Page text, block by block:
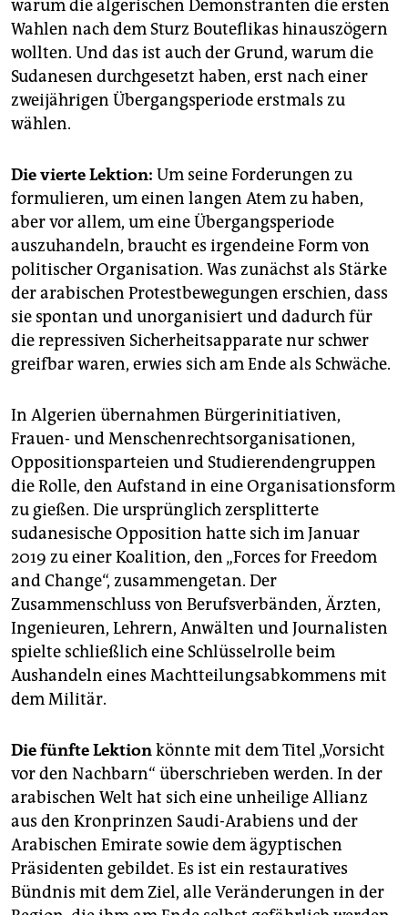
warum die algerischen Demonstranten die ersten
Wahlen nach dem Sturz Bouteflikas hinauszögern
wollten. Und das ist auch der Grund, warum die
Sudanesen durchgesetzt haben, erst nach einer
zweijährigen Übergangsperiode erstmals zu
wählen.
Die vierte Lektion: Um seine Forderungen zu
formulieren, um einen langen Atem zu haben,
aber vor allem, um eine Übergangsperiode
auszuhandeln, braucht es irgendeine Form von
politischer Organisation. Was zunächst als Stärke
der arabischen Protestbewegungen erschien, dass
sie spontan und unorganisiert und dadurch für
die repressiven Sicherheitsapparate nur schwer
greifbar waren, erwies sich am Ende als Schwäche.
In Algerien übernahmen Bürgerinitiativen,
Frauen- und Menschenrechtsorganisationen,
Oppositionsparteien und Studierendengruppen
die Rolle, den Aufstand in eine Organisationsform
zu gießen. Die ursprünglich zersplitterte
sudanesische Opposition hatte sich im Januar
2019 zu einer Koalition, den „Forces for Freedom
and Change“, zusammengetan. Der
Zusammenschluss von Berufsverbänden, Ärzten,
Ingenieuren, Lehrern, Anwälten und Journalisten
spielte schließlich eine Schlüsselrolle beim
Aushandeln eines Machtteilungsabkommens mit
dem Militär.
Die fünfte Lektionkönnte mit dem Titel „Vorsicht
vor den Nachbarn“ überschrieben werden. In der
arabischen Welt hat sich eine unheilige Allianz
aus den Kronprinzen Saudi-Arabiens und der
Arabischen Emirate sowie dem ägyptischen
Präsidenten gebildet. Es ist ein restauratives
Bündnis mit dem Ziel, alle Veränderungen in der